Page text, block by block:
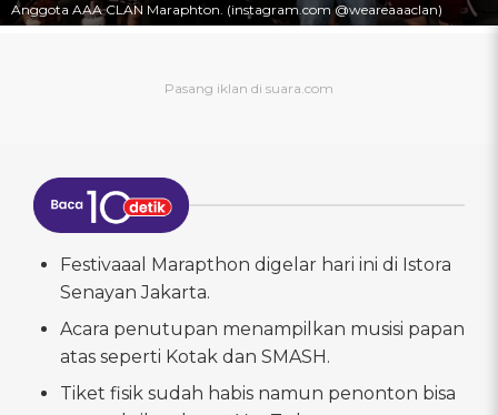
Anggota AAA CLAN Maraphton. (instagram.com @weareaaaclan)
Festivaaal Marapthon digelar hari ini di Istora
Senayan Jakarta.
Acara penutupan menampilkan musisi papan
atas seperti Kotak dan SMASH.
Tiket fisik sudah habis namun penonton bisa